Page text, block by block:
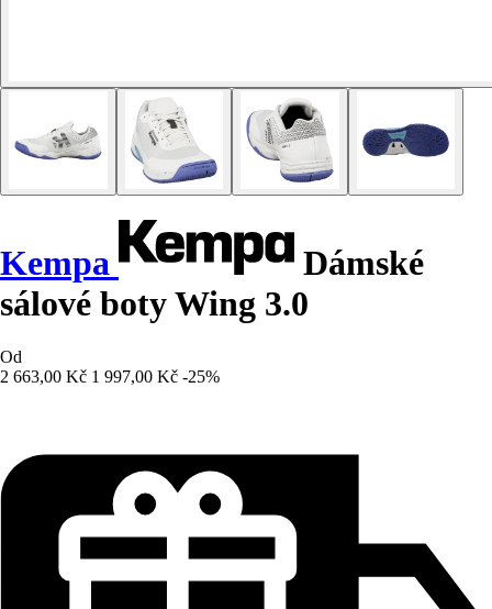
Kempa
Dámské
sálové boty Wing 3.0
Od
2 663,00 Kč 1 997,00 Kč -25%